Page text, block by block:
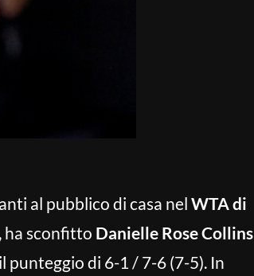
al pubblico di casa nel WTA di
ha sconfitto Danielle Rose Collins
punteggio di 6-1 / 7-6 (7-5). In